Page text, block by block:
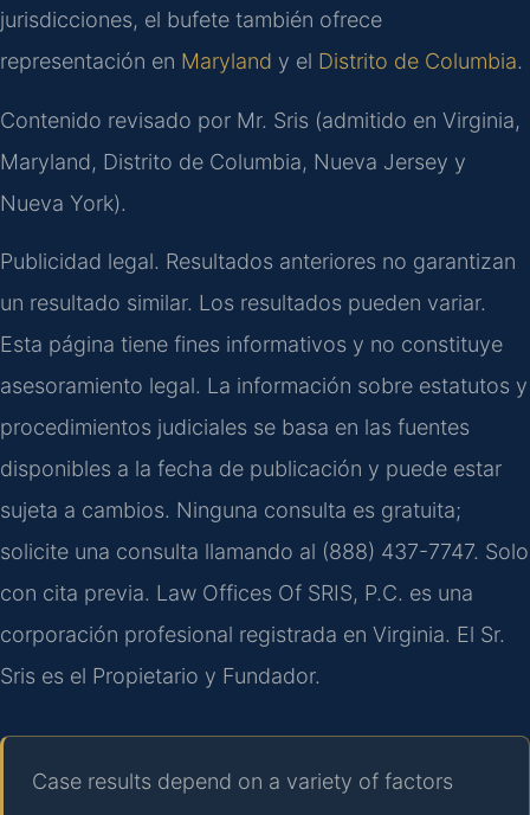
jurisdicciones, el bufete también ofrece
representación en Maryland y el Distrito de Columbia.
Contenido revisado por Mr. Sris (admitido en Virginia,
Maryland, Distrito de Columbia, Nueva Jersey y
Nueva York).
Publicidad legal. Resultados anteriores no garantizan
un resultado similar. Los resultados pueden variar.
Esta página tiene fines informativos y no constituye
asesoramiento legal. La información sobre estatutos y
procedimientos judiciales se basa en las fuentes
disponibles a la fecha de publicación y puede estar
sujeta a cambios. Ninguna consulta es gratuita;
solicite una consulta llamando al (888) 437-7747. Solo
con cita previa. Law Offices Of SRIS, P.C. es una
corporación profesional registrada en Virginia. El Sr.
Sris es el Propietario y Fundador.
Case results depend on a variety of factors